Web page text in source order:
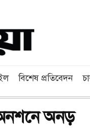
বিশেষ প্রতিবেদন
অনশনে অনড়